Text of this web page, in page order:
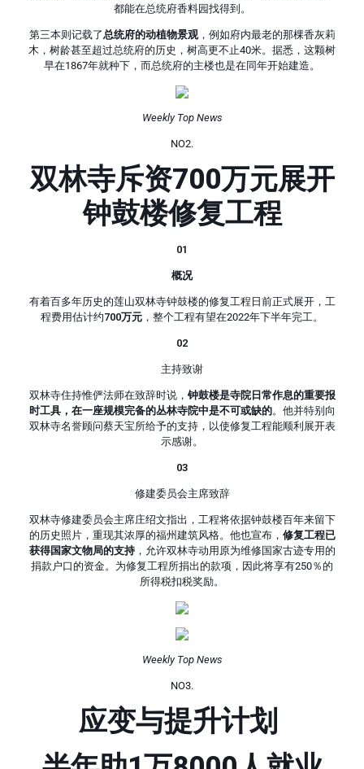
都能在总统府香料园找得到。
第三本则记载了总统府的动植物景观，例如府内最老的那棵香灰莉
木，树龄甚至超过总统府的历史，树高更不止40米。据悉，这颗树
早在1867年就种下，而总统府的主楼也是在同年开始建造。
Weekly Top News
NO2.
双林寺斥资700万元展开
钟鼓楼修复工程
01
概况
有着百多年历史的莲山双林寺钟鼓楼的修复工程日前正式展开，工
程费用估计约700万元 ，整个工程有望在2022年下半年完工。
02
主持致谢
双林寺住持惟俨法师在致辞时说， 钟鼓楼是寺院日常作息的重要报
时工具，在一座规模完备的丛林寺院中是不可或缺的。他并特别向
双林寺名誉顾问蔡天宝所给予的支持，以使修复工程能顺利展开表
示感谢。
03
修建委员会主席致辞
双林寺修建委员会主席庄绍文指出，工程将依据钟鼓楼百年来留下
的历史照片，重现其浓厚的福州建筑风格。他也宣布， 修复工程已
获得国家文物局的支持，允许双林寺动用原为维修国家古迹专用的
捐款户口的资金。为修复工程所捐出的款项，因此将享有250％的
所得税扣税奖励。
Weekly Top News
NO3.
应变与提升计划